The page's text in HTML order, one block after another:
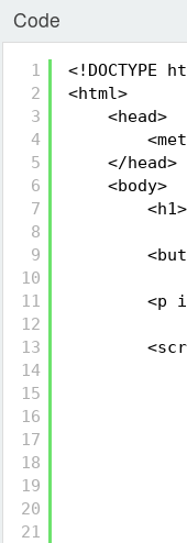
Code
1
2
3
4
5
6
7
8
9
10
11
12
13
14
15
16
17
18
19
20
21
<!DOCTYPE
<html>
<head>
</head>
<body>
<p